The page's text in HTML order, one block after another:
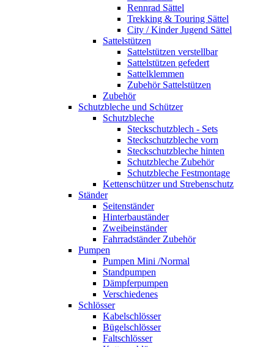
Rennrad Sättel
Trekking & Touring Sättel
City / Kinder Jugend Sättel
Sattelstützen
Sattelstützen verstellbar
Sattelstützen gefedert
Sattelklemmen
Zubehör Sattelstützen
Zubehör
Schutzbleche und Schützer
Schutzbleche
Steckschutzblech - Sets
Steckschutzbleche vorn
Steckschutzbleche hinten
Schutzbleche Zubehör
Schutzbleche Festmontage
Kettenschützer und Strebenschutz
Ständer
Seitenständer
Hinterbauständer
Zweibeinständer
Fahrradständer Zubehör
Pumpen
Pumpen Mini /Normal
Standpumpen
Dämpferpumpen
Verschiedenes
Schlösser
Kabelschlösser
Bügelschlösser
Faltschlösser